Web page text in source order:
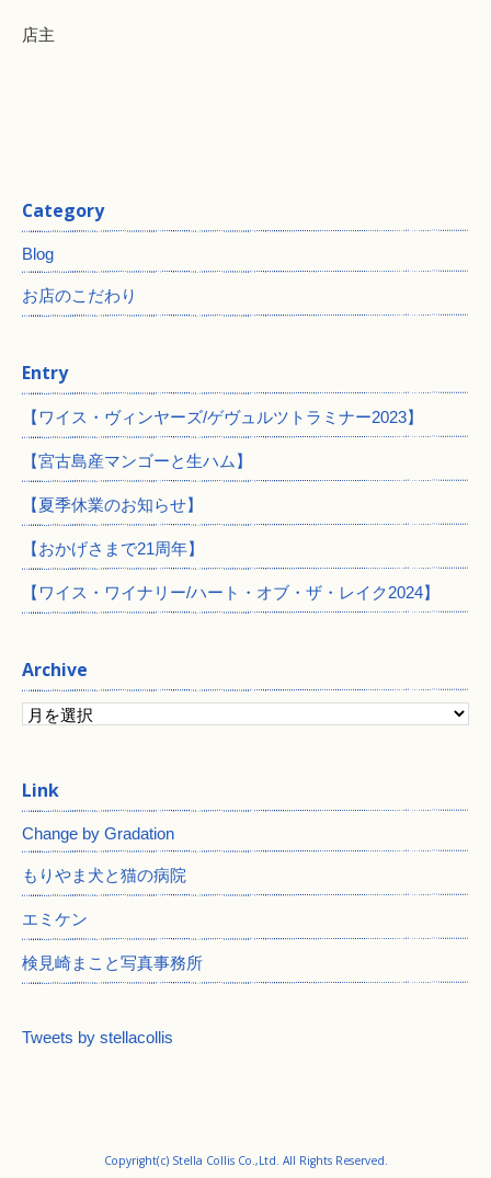
店主
Category
Blog
お店のこだわり
Entry
【ワイス・ヴィンヤーズ/ゲヴュルツトラミナー2023】
【宮古島産マンゴーと生ハム】
【夏季休業のお知らせ】
【おかげさまで21周年】
【ワイス・ワイナリー/ハート・オブ・ザ・レイク2024】
Archive
Change by Gradation
もりやま犬と猫の病院
エミケン
検見崎まこと写真事務所
Tweets by stellacollis
Copyright(c) Stella Collis Co.,Ltd. All Rights Reserved.